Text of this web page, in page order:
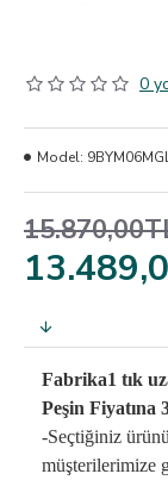
0
Model:
Fabrika1 tık
Peşin Fiyatına
-Seçtiğiniz
müşterilerimize